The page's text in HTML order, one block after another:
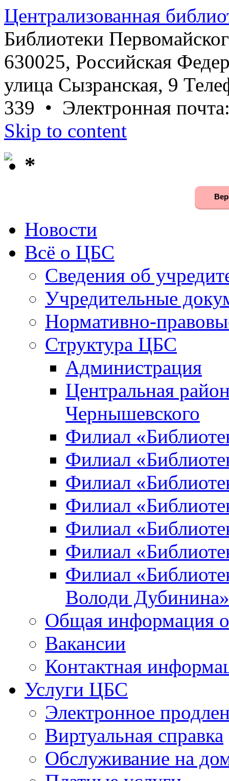
Централизованная
Библиотеки
630025, Российская
улица Сызранская, 9
339 • Электронная
Skip to content
*
Новости
Всё о ЦБС
Сведения об
Учредительные
Нормативно-
Структура ЦБС
Администрация
Центральная
Чернышевского
Филиал
Филиал
Филиал
Филиал
Филиал
Филиал
Филиал
Володи Дубинина»
Общая информация
Вакансии
Контактная
Услуги ЦБС
Электронное
Виртуальная справка
Обслуживание на